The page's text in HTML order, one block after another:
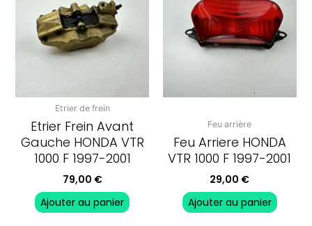
Etrier de frein
Etrier Frein Avant
Gauche HONDA VTR
1000 F 1997-2001
79,00 €
Ajouter au panier
Feu arrière
Feu Arriere HONDA
VTR 1000 F 1997-2001
29,00 €
Ajouter au panier